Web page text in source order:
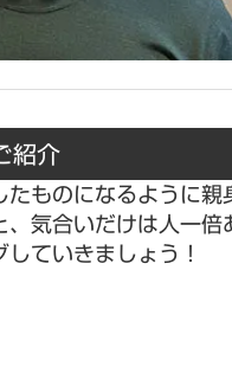
紹介
ものになるように
気合いだけは人一
ていきましょう！